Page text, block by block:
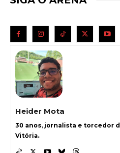
Heider Mota
30 anos, jornalista e torcedor
Vitória.